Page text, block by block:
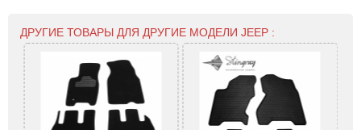
ДРУГИЕ ТОВАРЫ ДЛЯ ДРУГИЕ МОДЕЛИ JEEP :